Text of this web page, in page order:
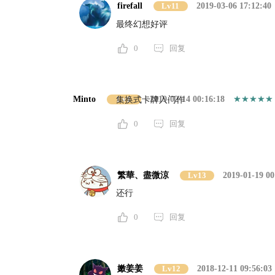
firefall Lv11
2019-03-06 17:12:40
最终幻想好评
0 回复
Minto Lv1 2019-02-14 00:16:18
集换式卡牌入门作
0 回复
繁華、盡微涼 Lv13
2019-01-19
还行
0 回复
嫩姜姜 Lv12
2018-12-11 09:56:03